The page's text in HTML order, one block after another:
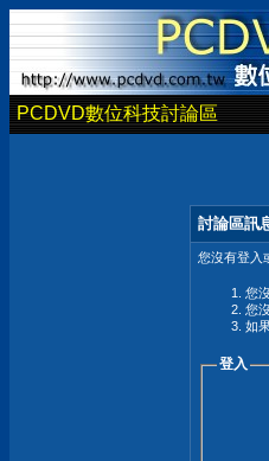
PCDVD數位科技討論區
討論區訊
您沒有登入
您
您
如
登入